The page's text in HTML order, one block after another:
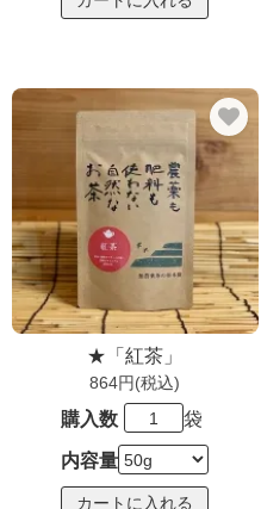
★「紅茶」
864円(税込)
購入数 袋
内容量